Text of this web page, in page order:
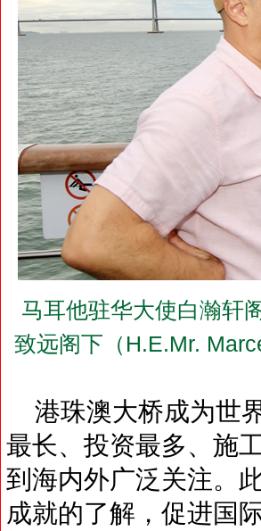
马耳他驻华大使白瀚轩
致远阁下（H.E.Mr.
港珠澳大桥成为世
最长、投资最多、施
到海内外广泛关注。
成就的了解，促进国